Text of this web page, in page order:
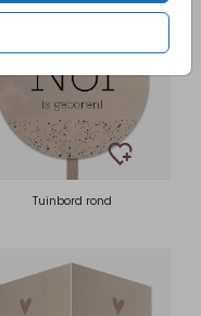
Tuinbord rond